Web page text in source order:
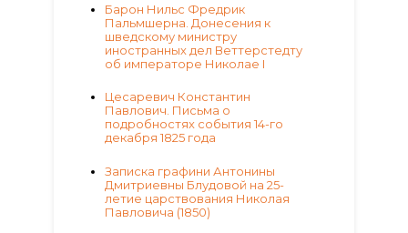
Барон Нильс Фредрик
Пальмшерна. Донесения к
шведскому министру
иностранных дел Веттерстедту
об императоре Николае I
Цесаревич Константин
Павлович. Письма о
подробностях события 14-го
декабря 1825 года
Записка графини Антонины
Дмитриевны Блудовой на 25-
летие царствования Николая
Павловича (1850)